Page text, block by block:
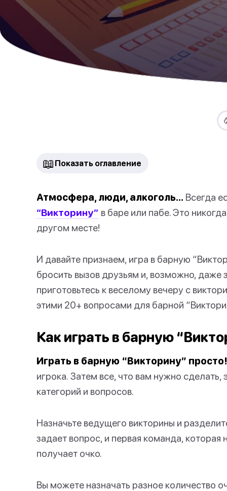
📖 Показать оглавление
Атмосфера, люди, алкоголь… Всегда
“Викторину” в баре или пабе. Это
другом месте!
И давайте признаем, игра в барную
бросить вызов друзьям и, возможно, даже
приготовьтесь к веселому вечеру с
этими 20+ вопросами для барной
Как играть в барную
Играть в барную “Викторину” просто!
игрока. Затем все, что вам нужно
категорий и вопросов.
Назначьте ведущего викторины и
задает вопрос, и первая команда,
получает очко.
Вы можете назначать разное количество